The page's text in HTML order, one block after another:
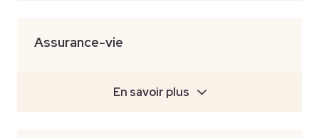
Assurance-vie
En savoir plus